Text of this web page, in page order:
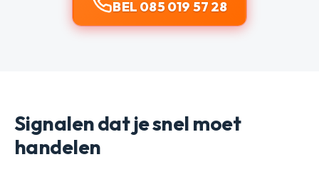
BEL 085 019 57 28
Signalen dat je snel moet
handelen